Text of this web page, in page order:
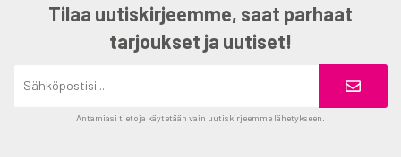
Tilaa uutiskirjeemme, saat parhaat
tarjoukset ja uutiset!
Antamiasi tietoja käytetään vain uutiskirjeemme lähetykseen.